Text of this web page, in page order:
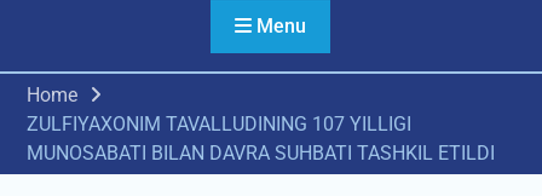
Menu
Home
ZULFIYAXONIM TAVALLUDINING 107 YILLIGI
MUNOSABATI BILAN DAVRA SUHBATI TASHKIL ETILDI